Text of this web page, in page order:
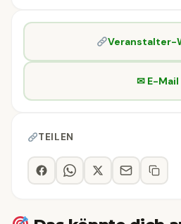
Veranstalter-
✉ E-Mail
TEILEN